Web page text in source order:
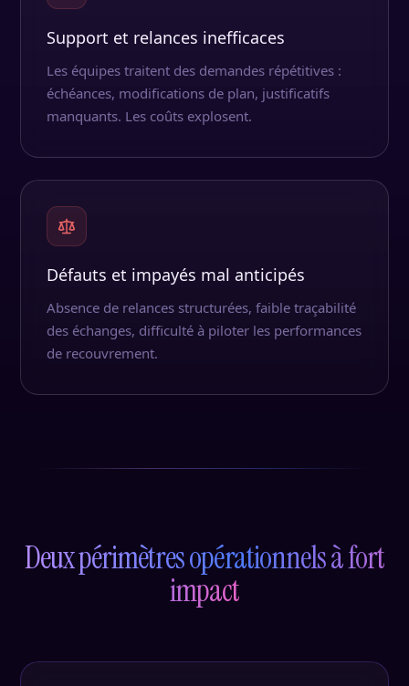
Support et relances inefficaces
Les équipes traitent des demandes répétitives :
échéances, modifications de plan, justificatifs
manquants. Les coûts explosent.
Défauts et impayés mal anticipés
Absence de relances structurées, faible traçabilité
des échanges, difficulté à piloter les performances
de recouvrement.
Deux périmètres opérationnels à fort
impact